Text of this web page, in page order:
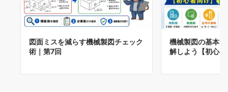
図面ミスを減らす機械製図チェック
術｜第7回
機械製図の基本
解しよう【初心